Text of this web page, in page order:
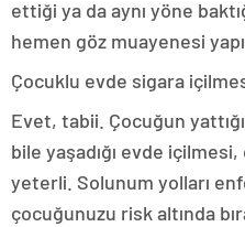
ettiği ya da aynı yöne
hemen göz muayenesi
Çocuklu evde sigara
Evet, tabii. Çocuğun
bile yaşadığı evde
yeterli. Solunum yolları
çocuğunuzu risk altında